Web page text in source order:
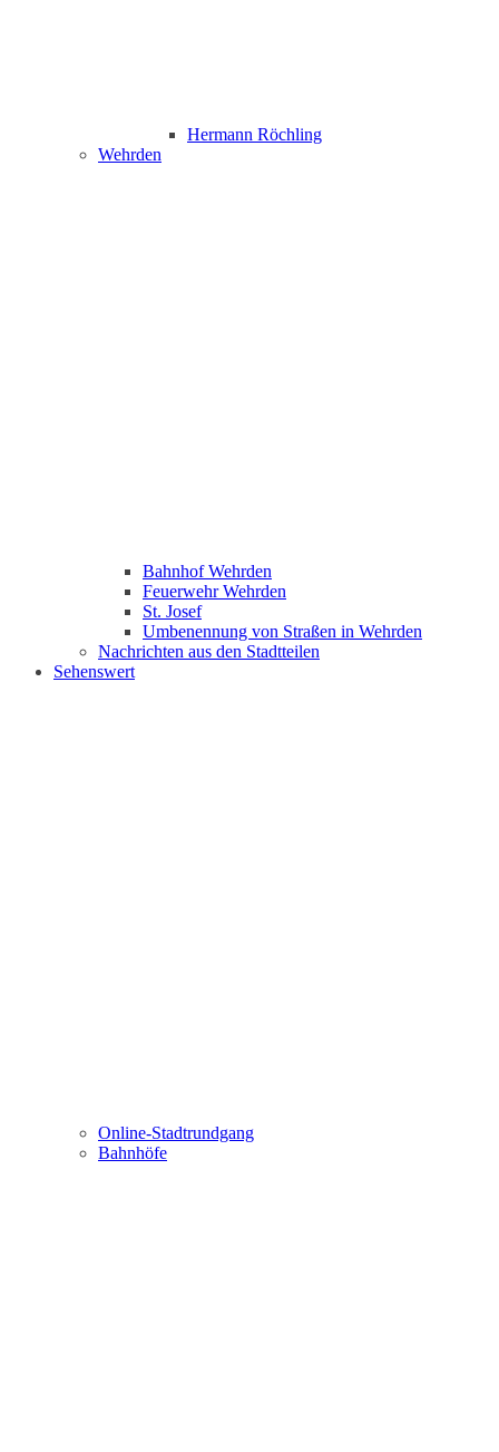
Hermann Röchling
Wehrden
Bahnhof Wehrden
Feuerwehr Wehrden
St. Josef
Umbenennung von Straßen in Wehrden
Nachrichten aus den Stadtteilen
Sehenswert
Online-Stadtrundgang
Bahnhöfe